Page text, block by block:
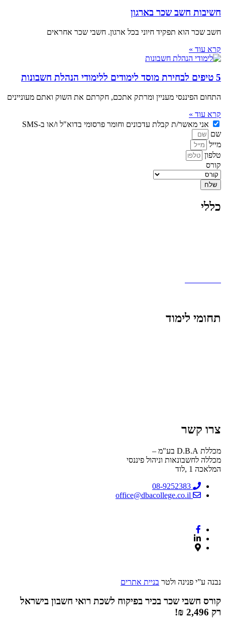
חשיבות חשב שכר בארגון
חשב שכר הוא תפקיד חיוני בכל ארגון. חשבי שכר אחראים
קרא עוד »
5 טיפים לבחירת מוסד לימודים ללימודי הנהלת חשבונות
התחום הפיננסי מעניין ומרתק אתכם, חקרתם את השוק ואתם מעוניינים
קרא עוד »
אני מאשר/ת קבלת עדכונים וחומר פרסומי בדוא"ל ו/או ב-SMS
שם
מייל
טלפון
קורס
שלח
כללי
תחומי לימוד
צרו קשר
מכללת D.B.A בע"מ –
מכללה לחשבונאות וניהול פיננסי
המלאכה 1 ,לוד
08-9252383
office@dbacollege.co.il
נבנה ע”י פנינה ולטר בניית אתרים
קורס חשבי שכר בכיר בפיקוח לשכת רואי חשבון בישראל
רק 2,496 ₪!